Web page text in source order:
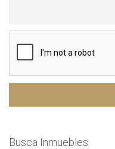
Busca Inmuebles